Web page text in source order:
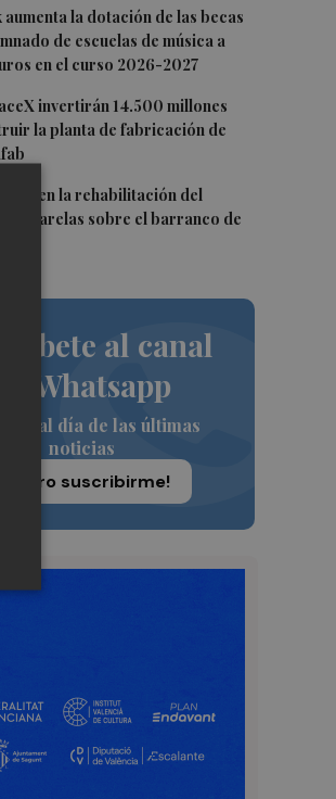
aumenta la dotación de las becas
de escuelas de música a
en el curso 2026-2027
invertirán 14.500 millones
la planta de fabricación de
en la rehabilitación del
pasarelas sobre el barranco de
al canal
de Whatsapp
al día de las últimas
noticias
¡Quiero suscribirme!